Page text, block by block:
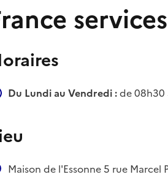
Du Lundi au Vendredi :de 08h30
Maison de l'Essonne 5 rue Marcel